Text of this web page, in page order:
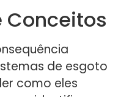
Conceitos
de esgoto
como eles